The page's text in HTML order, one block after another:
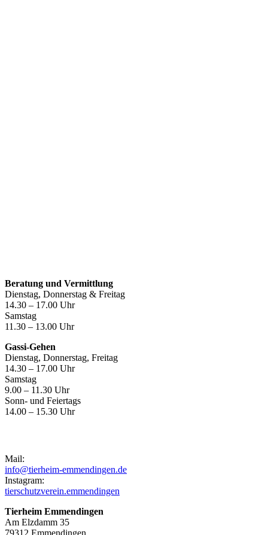
Beratung und Vermittlung
Dienstag, Donnerstag & Freitag
14.30 – 17.00 Uhr
Samstag
11.30 – 13.00 Uhr
Gassi-Gehen
Dienstag, Donnerstag, Freitag
14.30 – 17.00 Uhr
Samstag
9.00 – 11.30 Uhr
Sonn- und Feiertags
14.00 – 15.30 Uhr
Mail:
info@tierheim-emmendingen.de
Instagram:
tierschutzverein.emmendingen
Tierheim Emmendingen
Am Elzdamm 35
79312 Emmendingen